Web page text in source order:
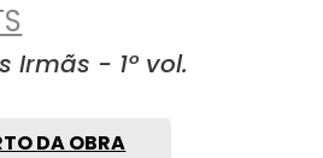
Irmãs - 1º vol.
DA OBRA